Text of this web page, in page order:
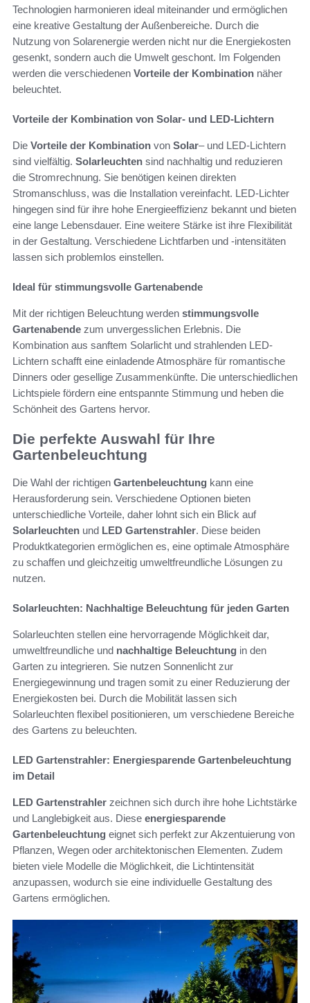
Technologien harmonieren ideal miteinander und ermöglichen
eine kreative Gestaltung der Außenbereiche. Durch die
Nutzung von Solarenergie werden nicht nur die Energiekosten
gesenkt, sondern auch die Umwelt geschont. Im Folgenden
werden die verschiedenen Vorteile der Kombination näher
beleuchtet.
Vorteile der Kombination von Solar- und LED-Lichtern
Die Vorteile der Kombination von Solar– und LED-Lichtern
sind vielfältig. Solarleuchten sind nachhaltig und reduzieren
die Stromrechnung. Sie benötigen keinen direkten
Stromanschluss, was die Installation vereinfacht. LED-Lichter
hingegen sind für ihre hohe Energieeffizienz bekannt und bieten
eine lange Lebensdauer. Eine weitere Stärke ist ihre Flexibilität
in der Gestaltung. Verschiedene Lichtfarben und -intensitäten
lassen sich problemlos einstellen.
Ideal für stimmungsvolle Gartenabende
Mit der richtigen Beleuchtung werden stimmungsvolle
Gartenabende zum unvergesslichen Erlebnis. Die
Kombination aus sanftem Solarlicht und strahlenden LED-
Lichtern schafft eine einladende Atmosphäre für romantische
Dinners oder gesellige Zusammenkünfte. Die unterschiedlichen
Lichtspiele fördern eine entspannte Stimmung und heben die
Schönheit des Gartens hervor.
Die perfekte Auswahl für Ihre
Gartenbeleuchtung
Die Wahl der richtigen Gartenbeleuchtung kann eine
Herausforderung sein. Verschiedene Optionen bieten
unterschiedliche Vorteile, daher lohnt sich ein Blick auf
Solarleuchten und LED Gartenstrahler. Diese beiden
Produktkategorien ermöglichen es, eine optimale Atmosphäre
zu schaffen und gleichzeitig umweltfreundliche Lösungen zu
nutzen.
Solarleuchten: Nachhaltige Beleuchtung für jeden Garten
Solarleuchten stellen eine hervorragende Möglichkeit dar,
umweltfreundliche und nachhaltige Beleuchtung in den
Garten zu integrieren. Sie nutzen Sonnenlicht zur
Energiegewinnung und tragen somit zu einer Reduzierung der
Energiekosten bei. Durch die Mobilität lassen sich
Solarleuchten flexibel positionieren, um verschiedene Bereiche
des Gartens zu beleuchten.
LED Gartenstrahler: Energiesparende Gartenbeleuchtung
im Detail
LED Gartenstrahler zeichnen sich durch ihre hohe Lichtstärke
und Langlebigkeit aus. Diese energiesparende
Gartenbeleuchtung eignet sich perfekt zur Akzentuierung von
Pflanzen, Wegen oder architektonischen Elementen. Zudem
bieten viele Modelle die Möglichkeit, die Lichtintensität
anzupassen, wodurch sie eine individuelle Gestaltung des
Gartens ermöglichen.